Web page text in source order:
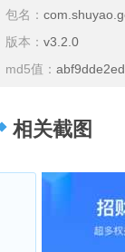
包名：
版本： v3.2.0
md5值：
相关截图